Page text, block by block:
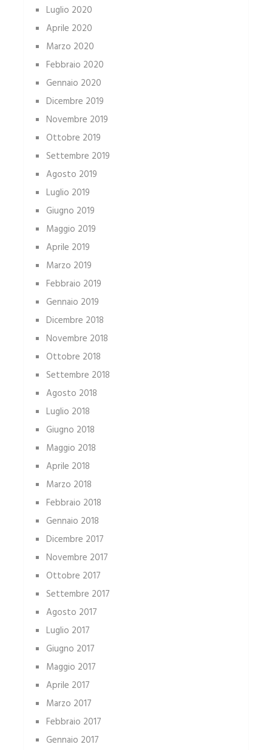
Luglio 2020
Aprile 2020
Marzo 2020
Febbraio 2020
Gennaio 2020
Dicembre 2019
Novembre 2019
Ottobre 2019
Settembre 2019
Agosto 2019
Luglio 2019
Giugno 2019
Maggio 2019
Aprile 2019
Marzo 2019
Febbraio 2019
Gennaio 2019
Dicembre 2018
Novembre 2018
Ottobre 2018
Settembre 2018
Agosto 2018
Luglio 2018
Giugno 2018
Maggio 2018
Aprile 2018
Marzo 2018
Febbraio 2018
Gennaio 2018
Dicembre 2017
Novembre 2017
Ottobre 2017
Settembre 2017
Agosto 2017
Luglio 2017
Giugno 2017
Maggio 2017
Aprile 2017
Marzo 2017
Febbraio 2017
Gennaio 2017